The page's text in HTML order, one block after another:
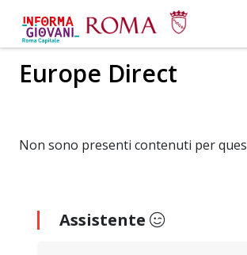
Europe Direct
Non sono presenti contenuti per
Assistente